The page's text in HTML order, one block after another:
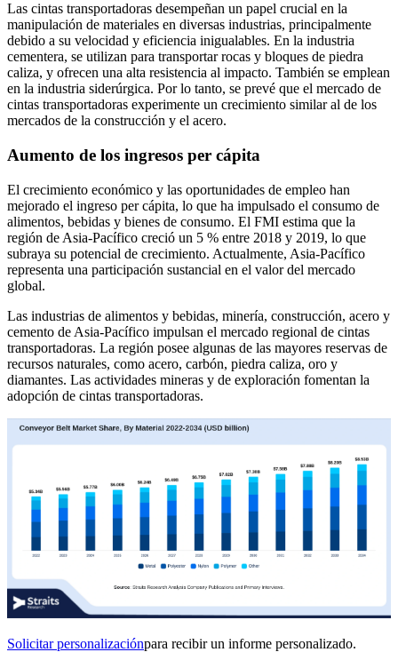
Las cintas transportadoras desempeñan un papel crucial en la
manipulación de materiales en diversas industrias, principalmente
debido a su velocidad y eficiencia inigualables. En la industria
cementera, se utilizan para transportar rocas y bloques de piedra
caliza, y ofrecen una alta resistencia al impacto. También se emplean
en la industria siderúrgica. Por lo tanto, se prevé que el mercado de
cintas transportadoras experimente un crecimiento similar al de los
mercados de la construcción y el acero.
Aumento de los ingresos per cápita
El crecimiento económico y las oportunidades de empleo han
mejorado el ingreso per cápita, lo que ha impulsado el consumo de
alimentos, bebidas y bienes de consumo. El FMI estima que la
región de Asia-Pacífico creció un 5 % entre 2018 y 2019, lo que
subraya su potencial de crecimiento. Actualmente, Asia-Pacífico
representa una participación sustancial en el valor del mercado
global.
Las industrias de alimentos y bebidas, minería, construcción, acero y
cemento de Asia-Pacífico impulsan el mercado regional de cintas
transportadoras. La región posee algunas de las mayores reservas de
recursos naturales, como acero, carbón, piedra caliza, oro y
diamantes. Las actividades mineras y de exploración fomentan la
adopción de cintas transportadoras.
Solicitar personalizaciónpara recibir un informe personalizado.